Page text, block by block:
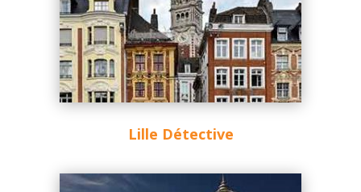
Lille Détective